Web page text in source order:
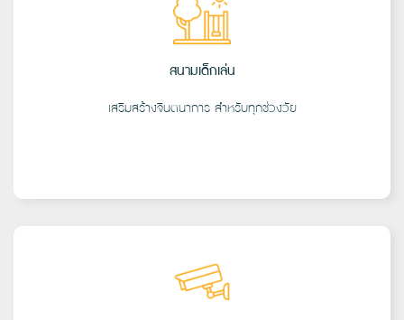
สนามเด็กเล่น
เสริมสร้างจินตนาการ สำหรับทุกช่วงวัย